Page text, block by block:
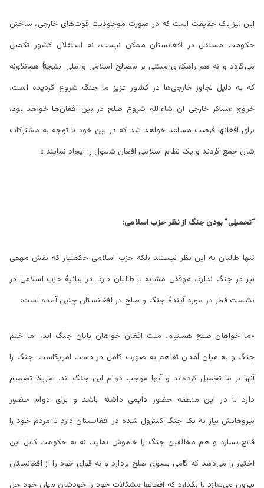
این نیز یک حقیقت است که در صورت موجودیت قوت‌های خارجی، ساختن
حکومت مستقل در افغانستان ممکن نیست، نه استقلال کشور تکمیل
می‌گردد و نه هم راهکاری مبتنی بر مصالح اسلامی و ملی. نتیجتاً همانگونه
که به دلیل تجاوز خارجی‌ها در کشور عزیز ما جنگ شروع گردیده است،
خروج عساکر خارجی ان شاءالله شروع صلح در بین افغان‌ها خواهد بود،
برای افغانها فرصت مساعد خواهد شد که در بین خود با توجه به مشترکات
شان جمع گردند و یک نظام اسلامی افغان شمول را ایجاد نمایند.»
“تحمیلی” بودن جنگ از نظر حزب اسلامی:
تنها طالبان به این نظر نیستند بلکه حزب اسلامی حکمتیار که نقش مهمی
نیز در جنگ ندارد، موقفی مشابه با طالبان دارد. در بیانیۀ حزب اسلامی در
نشست قطر در مورد آیندۀ جنگ و صلح در افغانستان چنین آمده است:
«ما خواهان صلح هستیم، ملت افغان خواهان پایان جنگ اند، اما ختم
جنگ و به میان آمدن تفاهم به صورت کامل در دست امریکاست. جنگ را
آنها بر ما تحمیل کرده‌اند و آنها موجب دوام این جنگ اند. امریکا تصمیم
دارد تا در این منطقه حضور دایمی داشته باشد و برای دوام حضور
نیروهایش نیاز به یک جنگ کنترول شده در افغانستان دارد تا مردم خود را
قانع بسازد و هم مخالفین جنگ را خاموش نماید. نه به حکومت کابل این
اختیار را می‌دهد که گامی بسوی صلح بردارد و نه قوای خود را از افغانستان
بیرون می‌سازد تا بگذارد که افغانها مشکلات خود را خودشان میان خود حل